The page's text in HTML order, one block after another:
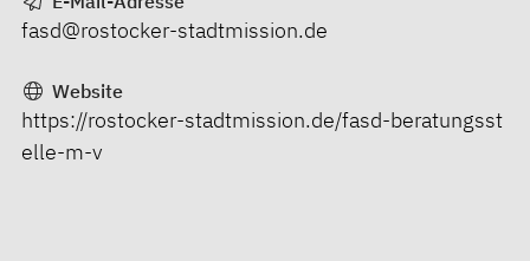
fasd@rostocker-stadtmission.de
Website
https://rostocker-stadtmission.de/fasd-beratungsst
elle-m-v